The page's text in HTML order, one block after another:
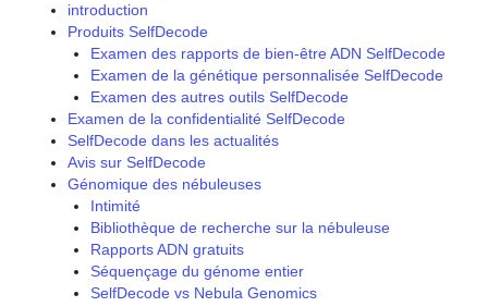
introduction
Produits SelfDecode
Examen des rapports de bien-être ADN SelfDecode
Examen de la génétique personnalisée SelfDecode
Examen des autres outils SelfDecode
Examen de la confidentialité SelfDecode
SelfDecode dans les actualités
Avis sur SelfDecode
Génomique des nébuleuses
Intimité
Bibliothèque de recherche sur la nébuleuse
Rapports ADN gratuits
Séquençage du génome entier
SelfDecode vs Nebula Genomics